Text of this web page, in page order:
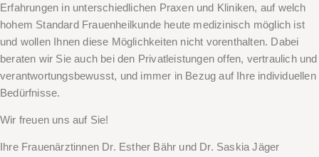
Erfahrungen in unterschiedlichen Praxen und Kliniken, auf welch
hohem Standard Frauenheilkunde heute medizinisch möglich ist
und wollen Ihnen diese Möglichkeiten nicht vorenthalten. Dabei
beraten wir Sie auch bei den Privatleistungen offen, vertraulich und
verantwortungsbewusst, und immer in Bezug auf Ihre individuellen
Bedürfnisse.
Wir freuen uns auf Sie!
Ihre Frauenärztinnen Dr. Esther Bähr und Dr. Saskia Jäger